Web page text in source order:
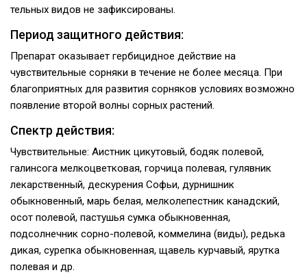
тельных видов не зафиксированы.
Период защитного действия:
Препарат оказывает гербицидное действие на
чувствительные сорняки в течение не более месяца. При
благоприятных для развития со­рняков условиях возможно
появление второй волны сорных растений.
Спектр действия:
Чувствительные: Аистник цикутовый, бодяк полевой,
галинсога мелкоцветковая, горчица полевая, гулявник
лекарственный, дескурения Софьи, дурнишник
обыкновенный, марь бе­лая, мелколепестник канадский,
осот полевой, пастушья сумка обыкновенная,
подсолнечник сорно-полевой, коммелина (виды), редька
ди­кая, сурепка обыкновенная, щавель курчавый, ярутка
полевая и др.